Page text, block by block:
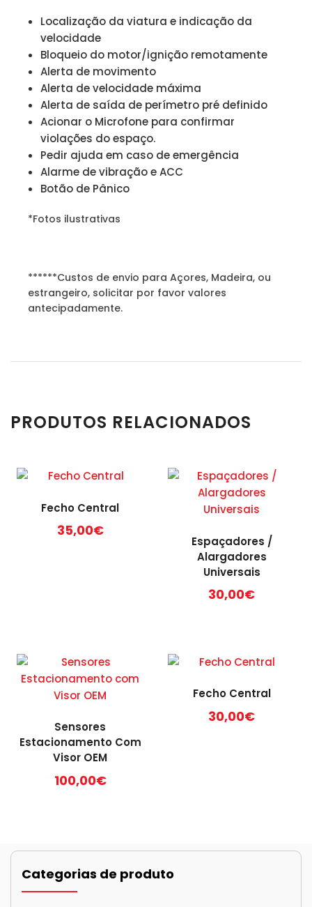
Localização da viatura e indicação da
velocidade
Bloqueio do motor/ignição remotamente
Alerta de movimento
Alerta de velocidade máxima
Alerta de saída de perímetro pré definido
Acionar o Microfone para confirmar
violações do espaço.
Pedir ajuda em caso de emergência
Alarme de vibração e ACC
Botão de Pânico
*Fotos ilustrativas
******Custos de envio para Açores, Madeira, ou
estrangeiro, solicitar por favor valores
antecipadamente.
PRODUTOS RELACIONADOS
Fecho Central
35,00€
Espaçadores /
Alargadores
Universais
30,00€
Sensores
Estacionamento Com
Visor OEM
100,00€
Fecho Central
30,00€
Categorias de produto